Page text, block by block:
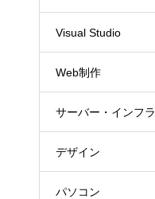
Visual Studio
Web制作
サーバー・インフラ
デザイン
パソコン